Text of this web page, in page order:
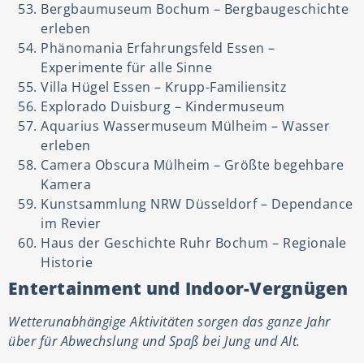
Bergbaumuseum Bochum – Bergbaugeschichte
erleben
Phänomania Erfahrungsfeld Essen –
Experimente für alle Sinne
Villa Hügel Essen – Krupp-Familiensitz
Explorado Duisburg – Kindermuseum
Aquarius Wassermuseum Mülheim – Wasser
erleben
Camera Obscura Mülheim – Größte begehbare
Kamera
Kunstsammlung NRW Düsseldorf – Dependance
im Revier
Haus der Geschichte Ruhr Bochum – Regionale
Historie
Entertainment und Indoor-Vergnügen
Wetterunabhängige Aktivitäten sorgen das ganze Jahr
über für Abwechslung und Spaß bei Jung und Alt.